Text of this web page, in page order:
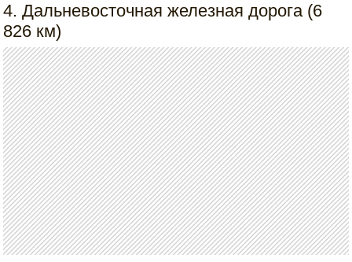
4. Дальневосточная железная дорога (6
826 км)